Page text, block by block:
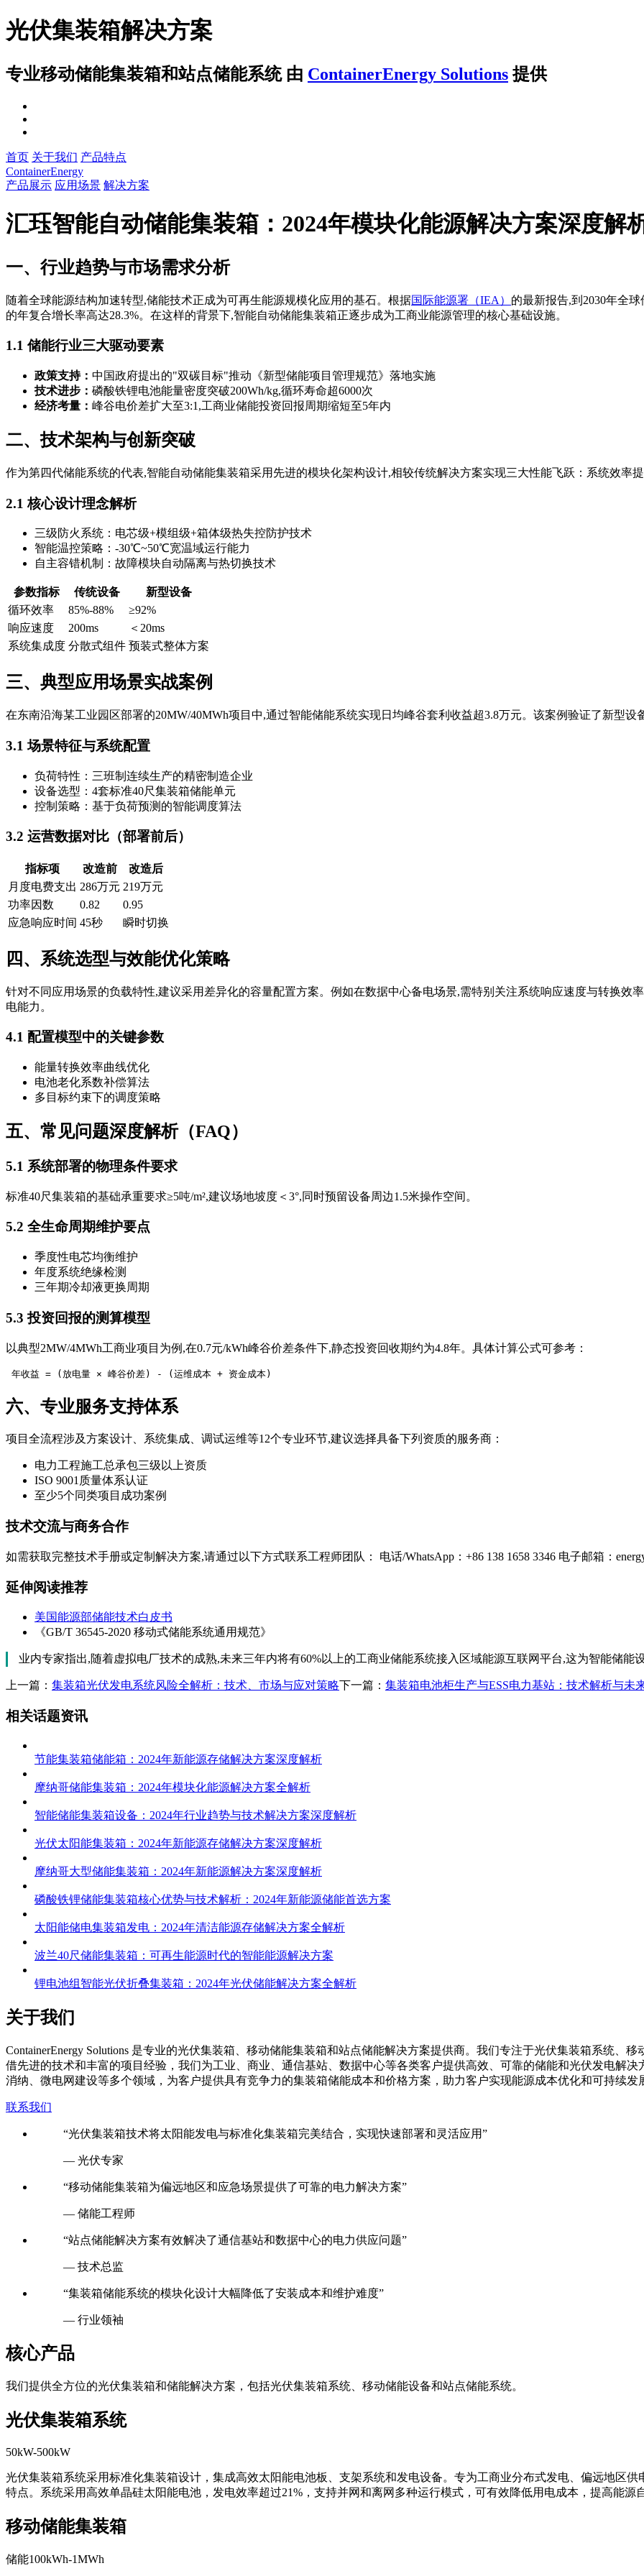
光伏集装箱解决方案
专业移动储能集装箱和站点储能系统 由 ContainerEnergy Solutions 提供
首页 关于我们 产品特点
ContainerEnergy
产品展示 应用场景 解决方案
汇珏智能自动储能集装箱：2024年模块化能源解决方案深度解
一、行业趋势与市场需求分析
随着全球能源结构加速转型,储能技术正成为可再生能源规模化应用的基石。根据国际能源署（IEA） 的最新报告,到2030年全
的年复合增长率高达28.3%。在这样的背景下,智能自动储能集装箱正逐步成为工商业能源管理的核心基础设施。
1.1 储能行业三大驱动要素
政策支持： 中国政府提出的"双碳目标"推动《新型储能项目管理规范》落地实施
技术进步： 磷酸铁锂电池能量密度突破200Wh/kg,循环寿命超6000次
经济考量： 峰谷电价差扩大至3:1,工商业储能投资回报周期缩短至5年内
二、技术架构与创新突破
作为第四代储能系统的代表,智能自动储能集装箱采用先进的模块化架构设计,相较传统解决方案实现三大性能飞跃：系统效率提
2.1 核心设计理念解析
三级防火系统：电芯级+模组级+箱体级热失控防护技术
智能温控策略：-30℃~50℃宽温域运行能力
自主容错机制：故障模块自动隔离与热切换技术
参数指标 传统设备
新型设备
循环效率
85%-88%
≥92%
响应速度
200ms
＜20ms
系统集成度 分散式组件 预装式整体方案
三、典型应用场景实战案例
在东南沿海某工业园区部署的20MW/40MWh项目中,通过智能储能系统实现日均峰谷套利收益超3.8万元。该案例验证了新型设
3.1 场景特征与系统配置
负荷特性：三班制连续生产的精密制造企业
设备选型：4套标准40尺集装箱储能单元
控制策略：基于负荷预测的智能调度算法
3.2 运营数据对比（部署前后）
指标项 改造前
改造后
月度电费支出 286万元 219万元
功率因数
0.82
0.95
应急响应时间 45秒 瞬时切换
四、系统选型与效能优化策略
针对不同应用场景的负载特性,建议采用差异化的容量配置方案。例如在数据中心备电场景,需特别关注系统响应速度与转换效
电能力。
4.1 配置模型中的关键参数
能量转换效率曲线优化
电池老化系数补偿算法
多目标约束下的调度策略
五、常见问题深度解析（FAQ）
5.1 系统部署的物理条件要求
标准40尺集装箱的基础承重要求≥5吨/m²,建议场地坡度＜3°,同时预留设备周边1.5米操作空间。
5.2 全生命周期维护要点
季度性电芯均衡维护
年度系统绝缘检测
三年期冷却液更换周期
5.3 投资回报的测算模型
以典型2MW/4MWh工商业项目为例,在0.7元/kWh峰谷价差条件下,静态投资回收期约为4.8年。具体计算公式可参考：
年收益 = (放电量 × 峰谷价差) - (运维成本 + 资金成本)
六、专业服务支持体系
项目全流程涉及方案设计、系统集成、调试运维等12个专业环节,建议选择具备下列资质的服务商：
电力工程施工总承包三级以上资质
ISO 9001质量体系认证
至少5个同类项目成功案例
技术交流与商务合作
如需获取完整技术手册或定制解决方案,请通过以下方式联系工程师团队： 电话/WhatsApp：+86 138 1658 3346 电子邮箱：
延伸阅读推荐
美国能源部储能技术白皮书
《GB/T 36545-2020 移动式储能系统通用规范》
业内专家指出,随着虚拟电厂技术的成熟,未来三年内将有60%以上的工商业储能系统接入区域能源互联网平台,这为智能储能
上一篇： 集装箱光伏发电系统风险全解析：技术、市场与应对策略下一篇： 集装箱电池柜生产与ESS电力基站：技术解析与未
相关话题资讯
节能集装箱储能箱：2024年新能源存储解决方案深度解析
摩纳哥储能集装箱：2024年模块化能源解决方案全解析
智能储能集装箱设备：2024年行业趋势与技术解决方案深度解析
光伏太阳能集装箱：2024年新能源存储解决方案深度解析
ContainerEnergy Solutions 是专业的光伏集装箱、移动储能集装箱和站点储能解决方案提供商。我们专注于光伏集装箱系统、
借先进的技术和丰富的项目经验，我们为工业、商业、通信基站、数据中心等各类客户提供高效、可靠的储能和光伏发电解
消纳、微电网建设等多个领域，为客户提供具有竞争力的集装箱储能成本和价格方案，助力客户实现能源成本优化和可持续发
“光伏集装箱技术将太阳能发电与标准化集装箱完美结合，实现快速部署和灵活应用”
— 光伏专家
“移动储能集装箱为偏远地区和应急场景提供了可靠的电力解决方案”
— 储能工程师
“站点储能解决方案有效解决了通信基站和数据中心的电力供应问题”
— 技术总监
“集装箱储能系统的模块化设计大幅降低了安装成本和维护难度”
50kW-500kW
光伏集装箱系统采用标准化集装箱设计，集成高效太阳能电池板、支架系统和发电设备。专为工商业分布式发电、偏远地区供